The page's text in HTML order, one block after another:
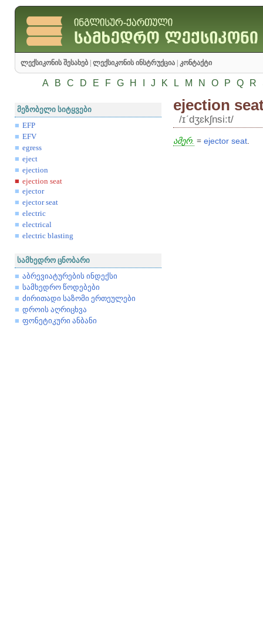
ლექსიკონის შესახებ ლექსიკონის ინსტრუქცია კონტაქტი
A B C D E F G H J K L M N O P Q R
მეზობელი სიტყვები
EFP
EFV
egress
eject
ejection
ejection seat
ejector
ejector seat
electric
electrical
electric blasting
სამხედრო ცნობარი
აბრევიატურების ინდექსი
სამხედრო წოდებები
ძირითადი საზომი ერთეულები
დროის აღრიცხვა
ფონეტიკური ანბანი
ejection
/ɪʹdʒɛkʃnsi:t/
ამერ. = ejector seat